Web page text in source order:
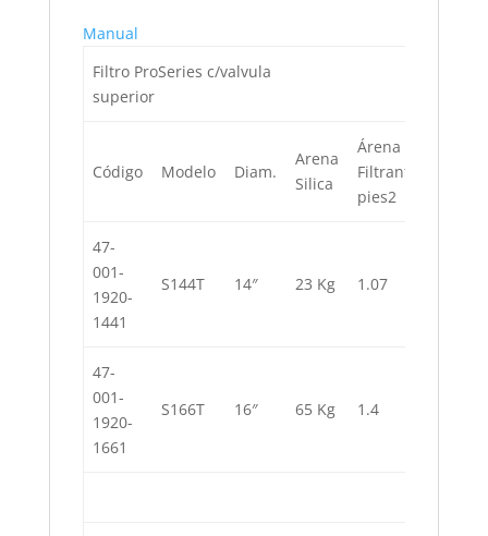
Manual
Filtro ProSeries c/valvula
superior
Código Modelo Diam.
Arena
Silica
Árena
Filtrante
pies2
47-
001-
1920-
1441
S144T 14″ 23 Kg 1.07
47-
001-
1920-
1661
S166T 16″ 65 Kg 1.4